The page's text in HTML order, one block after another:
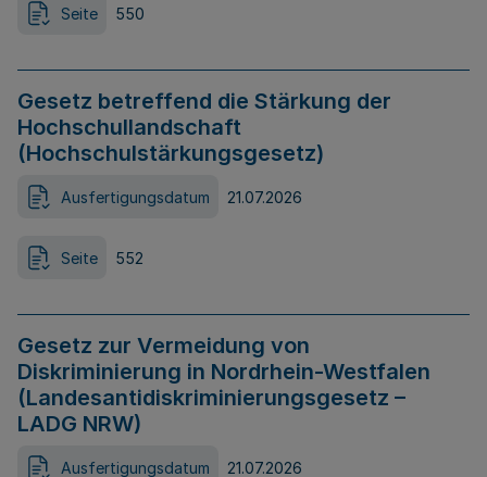
Seite 550
Gesetz betreffend die Stärkung der
Hochschullandschaft
(Hochschulstärkungsgesetz)
Ausfertigungsdatum 21.07.2026
Seite 552
Gesetz zur Vermeidung von
Diskriminierung in Nordrhein-Westfalen
(Landesantidiskriminierungsgesetz –
LADG NRW)
Ausfertigungsdatum 21.07.2026